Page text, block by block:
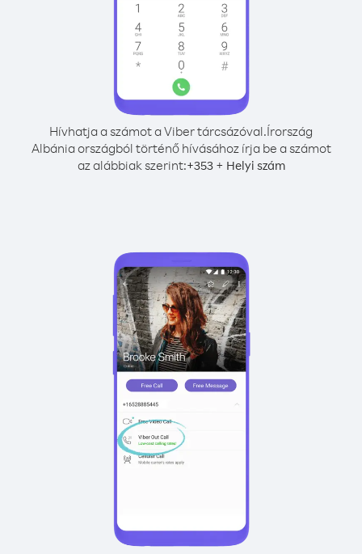
Hívhatja a számot a Viber tárcsázóval.Írország
Albánia országból történő hívásához írja be a számot
az alábbiak szerint:+353+ Helyi szám